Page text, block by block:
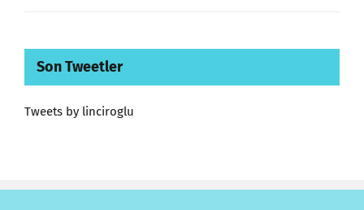
Son Tweetler
Tweets by linciroglu